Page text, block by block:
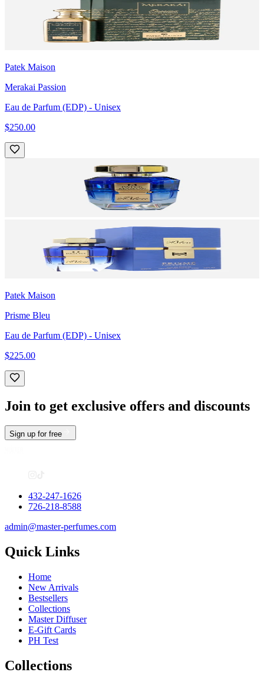
Patek Maison
Merakai Passion
Eau de Parfum (EDP) - Unisex
$250.00
Patek Maison
Prisme Bleu
Eau de Parfum (EDP) - Unisex
$225.00
Join to get exclusive offers and discounts
Sign up for free
432-247-1626
726-218-8588
admin@master-perfumes.com
Quick Links
Home
New Arrivals
Bestsellers
Collections
Master Diffuser
E-Gift Cards
PH Test
Collections